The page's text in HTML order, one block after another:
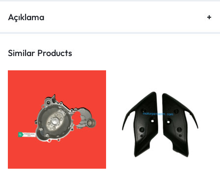
Açıklama
Similar Products